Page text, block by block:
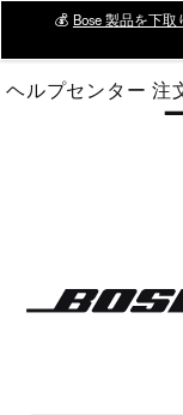
Main
💰 Bose 製品を下
ヘルプセンター 注